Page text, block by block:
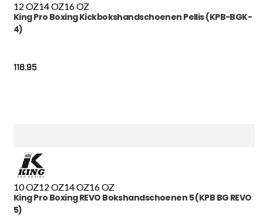
12 OZ14 OZ16 OZ
King Pro Boxing Kickbokshandschoenen Pellis (KPB-BGK-
4)
118.95
10 OZ12 OZ14 OZ16 OZ
King Pro Boxing REVO Bokshandschoenen 5 (KPB BG REVO
5)